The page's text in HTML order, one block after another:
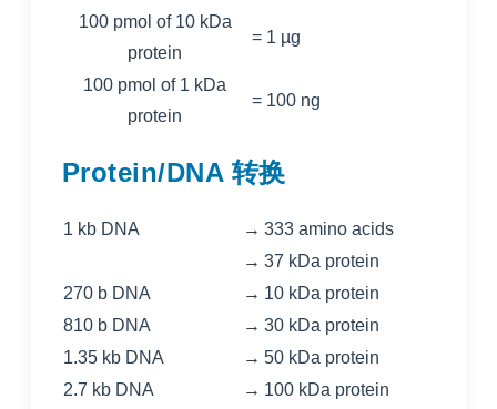
100 pmol of 10 kDa
protein
= 1 µg
100 pmol of 1 kDa
protein
= 100 ng
Protein/DNA 转换
1 kb DNA → 333 amino acids
→ 37 kDa protein
270 b DNA
→ 10 kDa protein
810 b DNA
→ 30 kDa protein
1.35 kb DNA
→ 50 kDa protein
2.7 kb DNA
→ 100 kDa protein